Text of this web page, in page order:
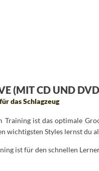
(MIT CD UND
das Schlagzeug
ist das optimale
wichtigsten Styles lernst du
ist für den schnellen